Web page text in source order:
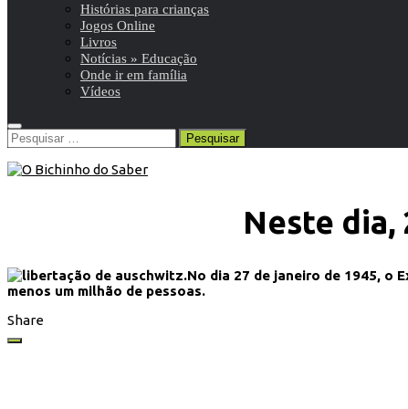
Histórias para crianças
Jogos Online
Livros
Notícias » Educação
Onde ir em família
Vídeos
Pesquisar
por:
Neste dia,
No dia 27 de janeiro de 1945, o
menos um milhão de pessoas.
Share